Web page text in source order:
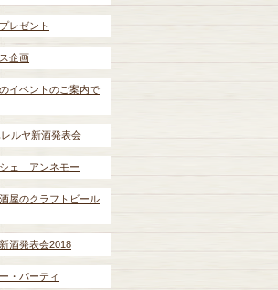
レゼント
企画
イベントのご案内で
ルヤ新酒発表会
ェ アンネモー
屋のクラフトビール
酒発表会2018
・パーティ